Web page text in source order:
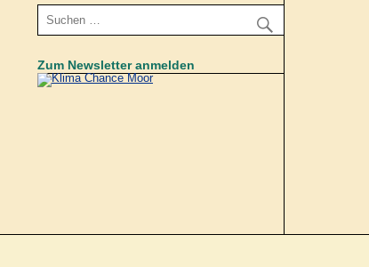
Zum Newsletter anmelden